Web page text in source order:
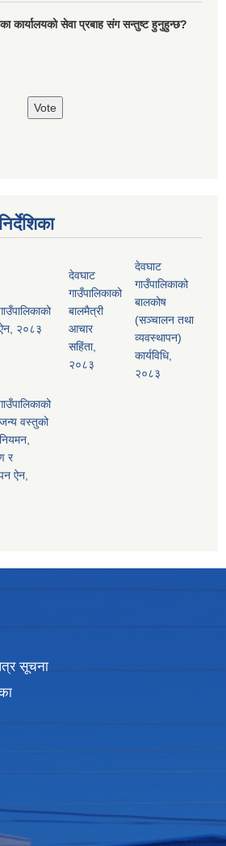
कार्यालयको सेवा प्रबाह संग सन्तुष्ट हुनुहुन्छ?
२०८३
देवघाट
गाउँपालिकाको
बालमैत्री
आचार
सहिंता,
२०८३
देवघाट
गाउँपालिकाको
बालकोष
(सञ्चालन तथा
व्यवस्थापन)
कार्यविधि,
२०८३
वस्तुको
र
ऐन,
सूचना